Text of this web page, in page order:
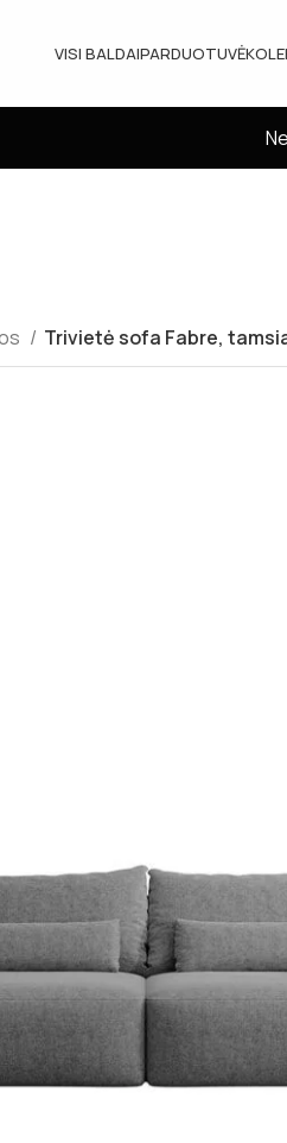
VISI BALDAIPARDUOTUVĖ
Trivietė sofa Fabre,